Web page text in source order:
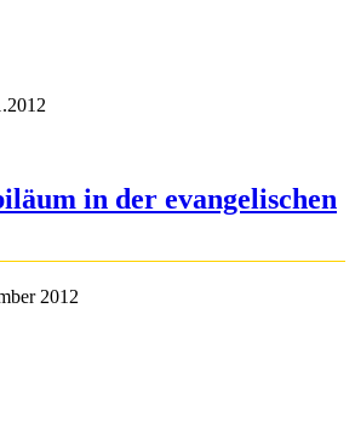
in der evangelischen
2012